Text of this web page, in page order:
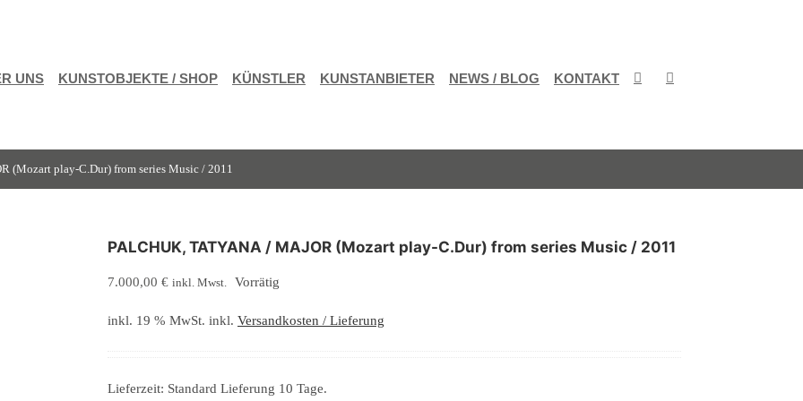
UNS KUNSTOBJEKTE / SHOP KÜNSTLER KUNSTANBIETER NEWS / BLOG KONTAKT
(Mozart play-C.Dur) from series Music / 2011
PALCHUK, TATYANA / MAJOR (Mozart play-C.Dur) from series Music / 2011
7.000,00 € inkl. Mwst. Vorrätig
inkl. 19 % MwSt. inkl. Versandkosten / Lieferung
Lieferzeit: Standard Lieferung 10 Tage.